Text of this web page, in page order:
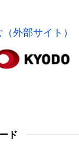
外部サイト）
ド